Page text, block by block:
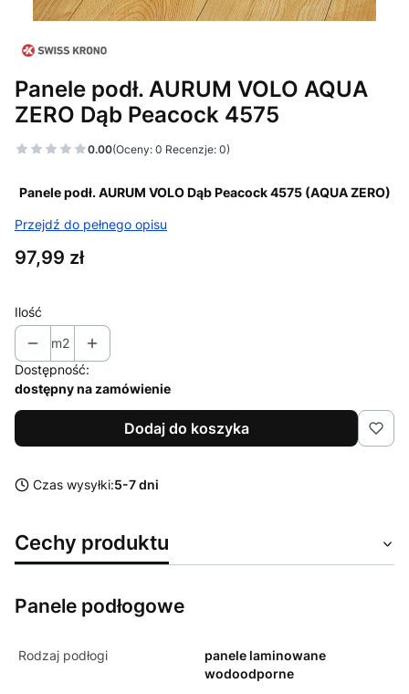
Panele podł. AURUM VOLO AQUA
ZERO Dąb Peacock 4575
0.00(Oceny: 0 Recenzje: 0)
Panele podł. AURUM VOLO Dąb Peacock 4575 (AQUA ZERO)
Przejdź do pełnego opisu
Cena
97,99 zł
Ilość
m2
Dostępność:
dostępny na zamówienie
Dodaj do koszyka
Czas wysyłki:5-7 dni
Cechy produktu
Panele podłogowe
Rodzaj podłogi
panele laminowane
wodoodporne